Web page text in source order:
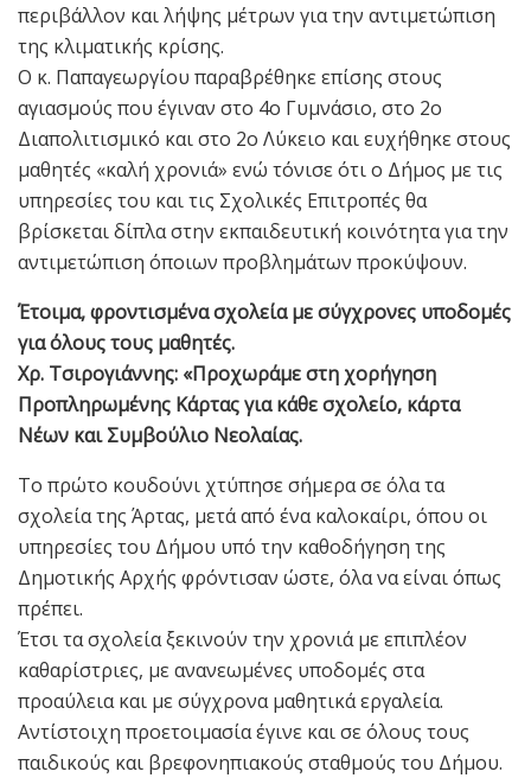
περιβάλλον και λήψης μέτρων για την αντιμετώπιση
της κλιματικής κρίσης.
Ο κ. Παπαγεωργίου παραβρέθηκε επίσης στους
αγιασμούς που έγιναν στο 4ο Γυμνάσιο, στο 2ο
Διαπολιτισμικό και στο 2ο Λύκειο και ευχήθηκε στους
μαθητές «καλή χρονιά» ενώ τόνισε ότι ο Δήμος με τις
υπηρεσίες του και τις Σχολικές Επιτροπές θα
βρίσκεται δίπλα στην εκπαιδευτική κοινότητα για την
αντιμετώπιση όποιων προβλημάτων προκύψουν.
Έτοιμα, φροντισμένα σχολεία με σύγχρονες υποδομές
για όλους τους μαθητές.
Χρ. Τσιρογιάννης: «Προχωράμε στη χορήγηση
Προπληρωμένης Κάρτας για κάθε σχολείο, κάρτα
Νέων και Συμβούλιο Νεολαίας.
Το πρώτο κουδούνι χτύπησε σήμερα σε όλα τα
σχολεία της Άρτας, μετά από ένα καλοκαίρι, όπου οι
υπηρεσίες του Δήμου υπό την καθοδήγηση της
Δημοτικής Αρχής φρόντισαν ώστε, όλα να είναι όπως
πρέπει.
Έτσι τα σχολεία ξεκινούν την χρονιά με επιπλέον
καθαρίστριες, με ανανεωμένες υποδομές στα
προαύλεια και με σύγχρονα μαθητικά εργαλεία.
Αντίστοιχη προετοιμασία έγινε και σε όλους τους
παιδικούς και βρεφονηπιακούς σταθμούς του Δήμου.